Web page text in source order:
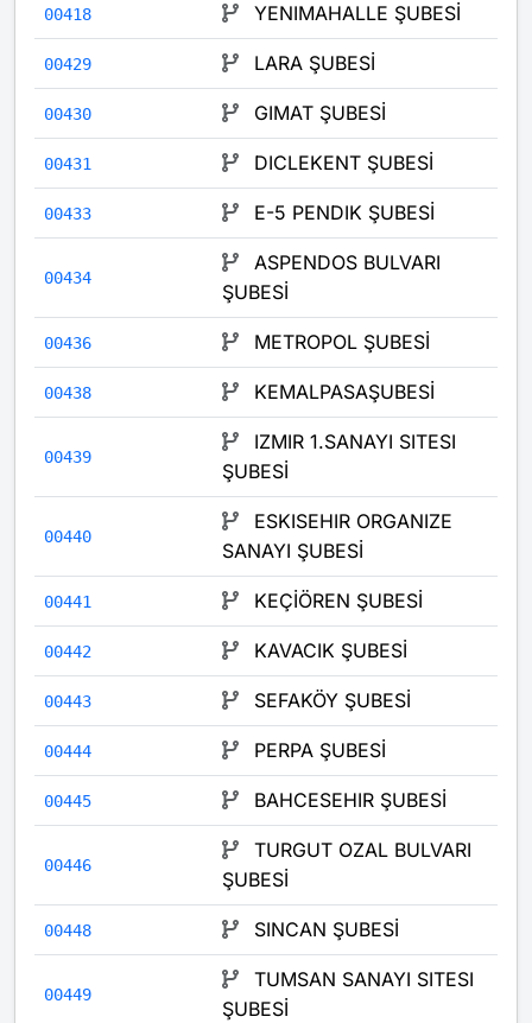
00418 YENIMAHALLE ŞUBESİ
00429 LARA ŞUBESİ
00430 GIMAT ŞUBESİ
00431 DICLEKENT ŞUBESİ
00433 E-5 PENDIK ŞUBESİ
00434
ASPENDOS BULVARI
ŞUBESİ
00436 METROPOL ŞUBESİ
00438 KEMALPASAŞUBESİ
00439
IZMIR 1.SANAYI SITESI
ŞUBESİ
00440
ESKISEHIR ORGANIZE
SANAYI ŞUBESİ
00441 KEÇİÖREN ŞUBESİ
00442 KAVACIK ŞUBESİ
00443 SEFAKÖY ŞUBESİ
00444 PERPA ŞUBESİ
00445 BAHCESEHIR ŞUBESİ
00446
TURGUT OZAL BULVARI
ŞUBESİ
00448 SINCAN ŞUBESİ
00449
TUMSAN SANAYI SITESI
ŞUBESİ